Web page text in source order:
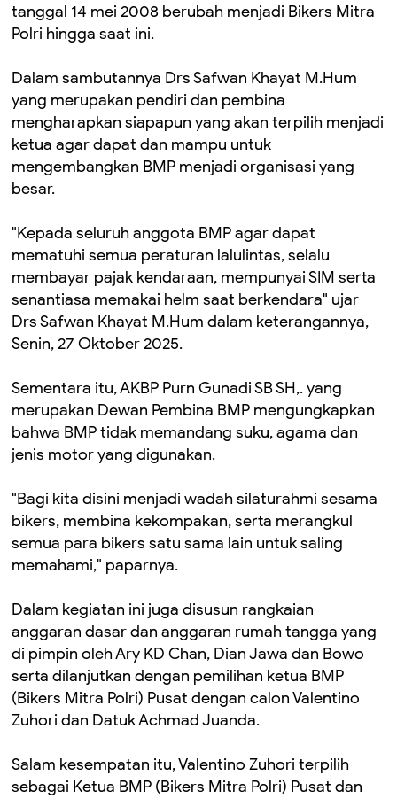
tanggal 14 mei 2008 berubah menjadi Bikers Mitra
Polri hingga saat ini.
Dalam sambutannya Drs Safwan Khayat M.Hum
yang merupakan pendiri dan pembina
mengharapkan siapapun yang akan terpilih menjadi
ketua agar dapat dan mampu untuk
mengembangkan BMP menjadi organisasi yang
besar.
"Kepada seluruh anggota BMP agar dapat
mematuhi semua peraturan lalulintas, selalu
membayar pajak kendaraan, mempunyai SIM serta
senantiasa memakai helm saat berkendara" ujar
Drs Safwan Khayat M.Hum dalam keterangannya,
Senin, 27 Oktober 2025.
Sementara itu, AKBP Purn Gunadi SB SH,. yang
merupakan Dewan Pembina BMP mengungkapkan
bahwa BMP tidak memandang suku, agama dan
jenis motor yang digunakan.
"Bagi kita disini menjadi wadah silaturahmi sesama
bikers, membina kekompakan, serta merangkul
semua para bikers satu sama lain untuk saling
memahami," paparnya.
Dalam kegiatan ini juga disusun rangkaian
anggaran dasar dan anggaran rumah tangga yang
di pimpin oleh Ary KD Chan, Dian Jawa dan Bowo
serta dilanjutkan dengan pemilihan ketua BMP
(Bikers Mitra Polri) Pusat dengan calon Valentino
Zuhori dan Datuk Achmad Juanda.
Salam kesempatan itu, Valentino Zuhori terpilih
sebagai Ketua BMP (Bikers Mitra Polri) Pusat dan